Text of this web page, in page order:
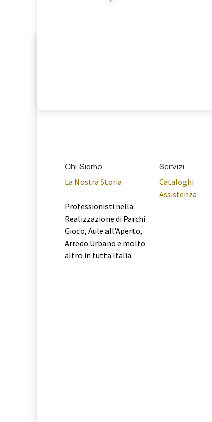
Chi Siamo
La Nostra Storia
Professionisti nella
Realizzazione di Parchi
Gioco, Aule all'Aperto,
Arredo Urbano e molto
altro in tutta Italia.
Servizi
Cataloghi
Assistenza